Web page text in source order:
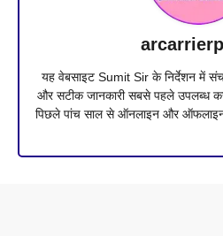
यह वेबसाइट Sumit Sir के निर्देशन में
और सटीक जानकारी सबसे पहले उपलब्ध
पिछले पांच साल से ऑनलाइन और